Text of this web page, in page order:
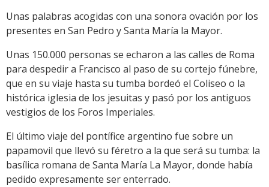
Unas palabras acogidas con una sonora ovación por los
presentes en San Pedro y Santa María la Mayor.
Unas 150.000 personas se echaron a las calles de Roma
para despedir a Francisco al paso de su cortejo fúnebre,
que en su viaje hasta su tumba bordeó el Coliseo o la
histórica iglesia de los jesuitas y pasó por los antiguos
vestigios de los Foros Imperiales.
El último viaje del pontífice argentino fue sobre un
papamovil que llevó su féretro a la que será su tumba: la
basílica romana de Santa María La Mayor, donde había
pedido expresamente ser enterrado.